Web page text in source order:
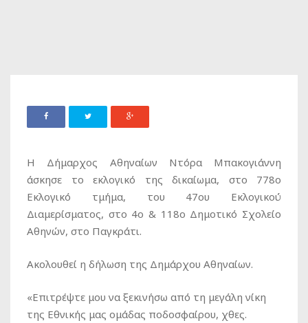
Η Δήμαρχος Αθηναίων Ντόρα Μπακογιάννη
άσκησε το εκλογικό της δικαίωμα, στο 778ο
Εκλογικό τμήμα, του 47ου Εκλογικού
Διαμερίσματος, στο 4ο & 118ο Δημοτικό Σχολείο
Αθηνών, στο Παγκράτι.
Ακολουθεί η δήλωση της Δημάρχου Αθηναίων.
«Επιτρέψτε μου να ξεκινήσω από τη μεγάλη νίκη
της Εθνικής μας ομάδας ποδοσφαίρου, χθες.